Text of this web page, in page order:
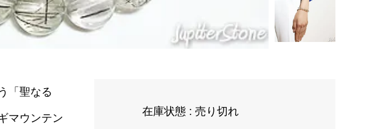
「聖なる
マウンテン
在庫状態 : 売り切れ